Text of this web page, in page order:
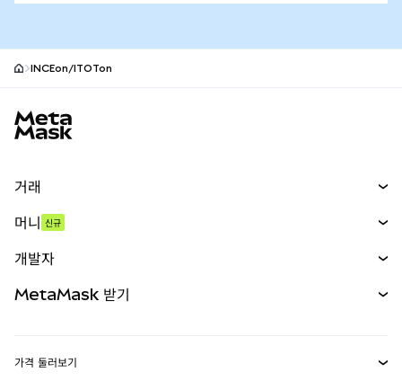
INCEon/ITOTon
거래
무기한 선물
실물자산
머니 신규
개발자
MetaMask 받기
가격 둘러보기